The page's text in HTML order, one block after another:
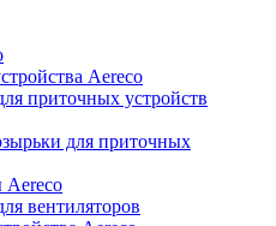
Aereco
приточных устройств
для приточных
Aereco
вентиляторов